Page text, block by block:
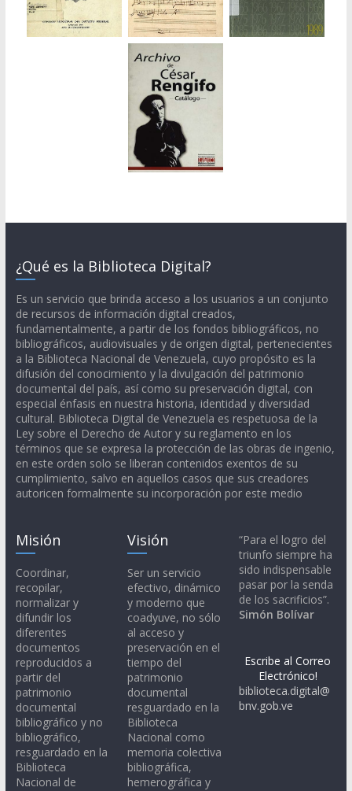
¿Qué es la Biblioteca Digital?
Es un servicio que brinda acceso a los usuarios a un conjunto
de recursos de información digital creados,
fundamentalmente, a partir de los fondos bibliográficos, no
bibliográficos, audiovisuales y de origen digital, pertenecientes
a la Biblioteca Nacional de Venezuela, cuyo propósito es la
difusión del conocimiento y la divulgación del patrimonio
documental del país, así como su preservación digital, con
especial énfasis en nuestra historia, identidad y diversidad
cultural. Biblioteca Digital de Venezuela es respetuosa de la
Ley sobre el Derecho de Autor y su reglamento en los
términos que se expresa la protección de las obras de ingenio,
en este orden solo se liberan contenidos exentos de su
cumplimiento, salvo en aquellos casos que sus creadores
autoricen formalmente su incorporación por este medio
Misión
Coordinar,
recopilar,
normalizar y
difundir los
diferentes
documentos
reproducidos a
partir del
patrimonio
documental
bibliográfico y no
bibliográfico,
resguardado en la
Biblioteca
Nacional de
Visión
Ser un servicio
efectivo, dinámico
y moderno que
coadyuve, no sólo
al acceso y
preservación en el
tiempo del
patrimonio
documental
resguardado en la
Biblioteca
Nacional como
memoria colectiva
bibliográfica,
hemerográfica y
“Para el logro del
triunfo siempre ha
sido indispensable
pasar por la senda
de los sacrificios”.
Simón Bolívar
Escribe al Correo
Electrónico!
biblioteca.digital@
bnv.gob.ve